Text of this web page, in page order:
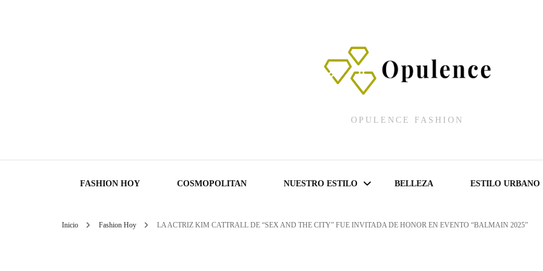
OPULENCE FASHION
FASHION HOY COSMOPOLITAN NUESTRO ESTILO BELLEZA ESTILO URBANO
Inicio Fashion Hoy LA ACTRIZ KIM CATTRALL DE “SEX AND THE CITY” FUE INVITADA DE HONOR EN EVENTO “BALMAIN 2025”